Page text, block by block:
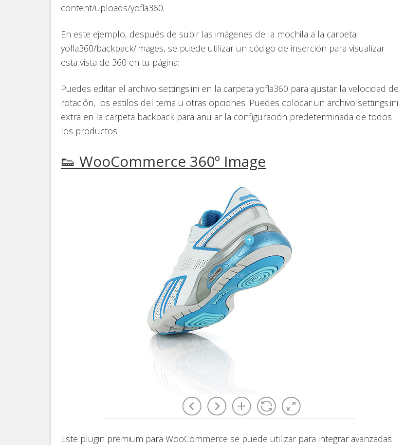
content/uploads/yofla360.
En este ejemplo, después de subir las imágenes de la mochila a la carpeta
yofla360/backpack/images, se puede utilizar un código de inserción para visualizar
esta vista de 360 en tu página:
Puedes editar el archivo settings.ini en la carpeta yofla360 para ajustar la velocidad de
rotación, los estilos del tema u otras opciones. Puedes colocar un archivo settings.ini
extra en la carpeta backpack para anular la configuración predeterminada de todos
los productos.
👟 WooCommerce 360º Image
Este plugin premium para WooCommerce se puede utilizar para integrar avanzadas